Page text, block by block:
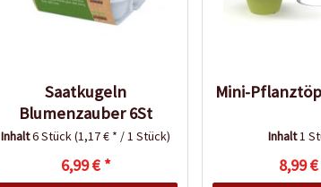
Saatkugeln
Blumenzauber 6St
Inhalt6 Stück(1,17 € * / 1 Stück)
6,99 € *
Mini-
Inhalt1
8,99